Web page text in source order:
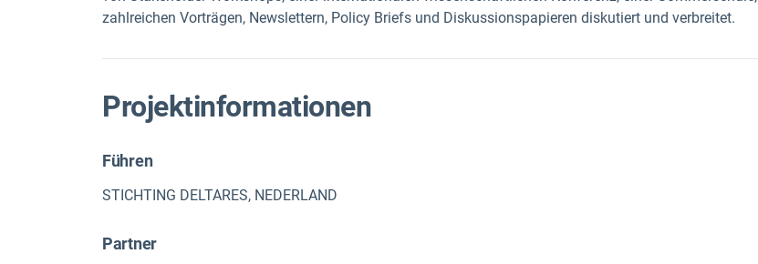
zahlreichen Vorträgen, Newslettern, Policy Briefs und Diskussionspapieren diskutiert und verbreitet.
Projektinformationen
Führen
STICHTING DELTARES, NEDERLAND
Partner